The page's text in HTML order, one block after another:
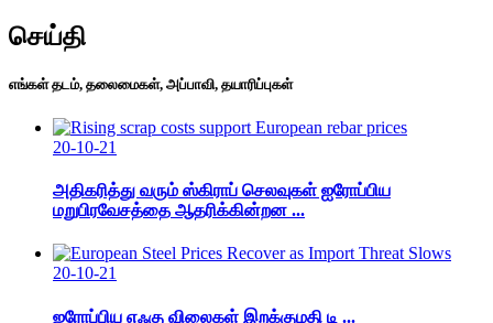
செய்தி
எங்கள் தடம், தலைமைகள், அப்பாவி, தயாரிப்புகள்
20-10-21
அதிகரித்து வரும் ஸ்கிராப் செலவுகள் ஐரோப்பிய
மறுபிரவேசத்தை ஆதரிக்கின்றன ...
20-10-21
ஐரோப்பிய எஃகு விலைகள் இறக்குமதி டி ...